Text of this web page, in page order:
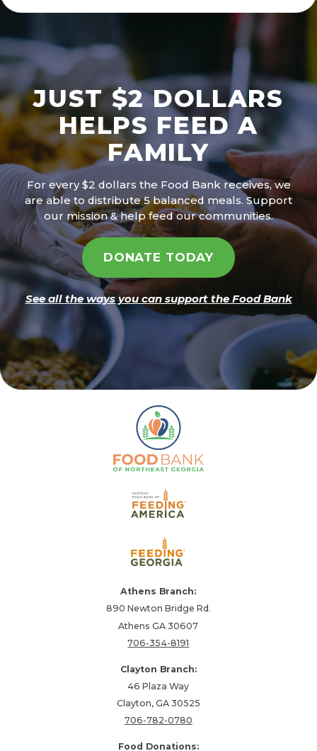
JUST $2 DOLLARS
HELPS FEED A
FAMILY
For every $2 dollars the Food Bank receives, we
are able to distribute 5 balanced meals. Support
our mission & help feed our communities.
DONATE TODAY
See all the ways you can support the Food Bank
Athens Branch:
890 Newton Bridge Rd.
Athens GA 30607
706-354-8191
Clayton Branch:
46 Plaza Way
Clayton, GA 30525
706-782-0780
Food Donations: